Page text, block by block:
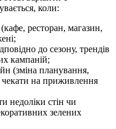
коли:
ресторан, магазин,
до сезону, трендів
кампаній;
(зміна планування,
чекати на приживлення
недоліки стін чи
зелених